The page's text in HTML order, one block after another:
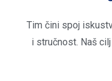
Tim čini spoj
i stručnost. Naš